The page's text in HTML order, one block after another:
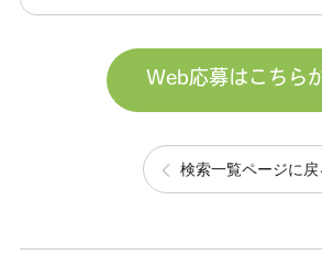
Web応募はこちら
検索一覧ページに戻